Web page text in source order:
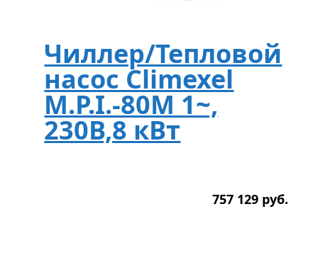
Чиллер/Тепловой
насос Climexel
M.P.I.-80M 1~,
230В,8 кВт
757 129 руб.